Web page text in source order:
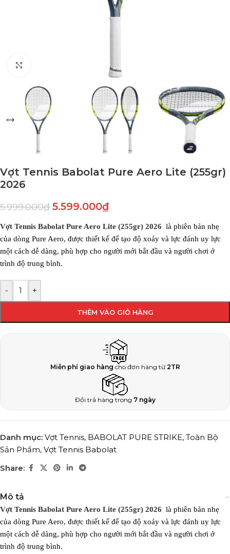
Vợt Tennis Babolat Pure Aero Lite (255gr)
2026
5.999.000₫ 5.599.000₫
Vợt Tennis Babolat Pure Aero Lite (255gr) 2026 là phiên bản nhẹ
của dòng Pure Aero, được thiết kế để tạo độ xoáy và lực đánh uy lực
một cách dễ dàng, phù hợp cho người mới bắt đầu và người chơi ở
trình độ trung bình.
- +
THÊM VÀO GIỎ HÀNG
Miễn phí giao hàng cho đơn hàng từ 2TR
Đổi trả hàng trong 7 ngày
Danh mục: Vợt Tennis, BABOLAT PURE STRIKE, Toàn Bộ
Sản Phẩm, Vợt Tennis Babolat
Share:
Mô tả
Vợt Tennis Babolat Pure Aero Lite (255gr) 2026 là phiên bản nhẹ
của dòng Pure Aero, được thiết kế để tạo độ xoáy và lực đánh uy lực
một cách dễ dàng, phù hợp cho người mới bắt đầu và người chơi ở
trình độ trung bình.